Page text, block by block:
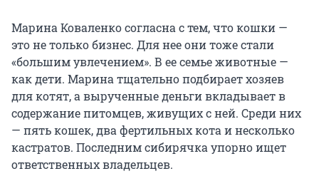
Марина Коваленко согласна с тем, что кошки —
это не только бизнес. Для нее они тоже стали
«большим увлечением». В ее семье животные —
как дети. Марина тщательно подбирает хозяев
для котят, а вырученные деньги вкладывает в
содержание питомцев, живущих с ней. Среди них
— пять кошек, два фертильных кота и несколько
кастратов. Последним сибирячка упорно ищет
ответственных владельцев.